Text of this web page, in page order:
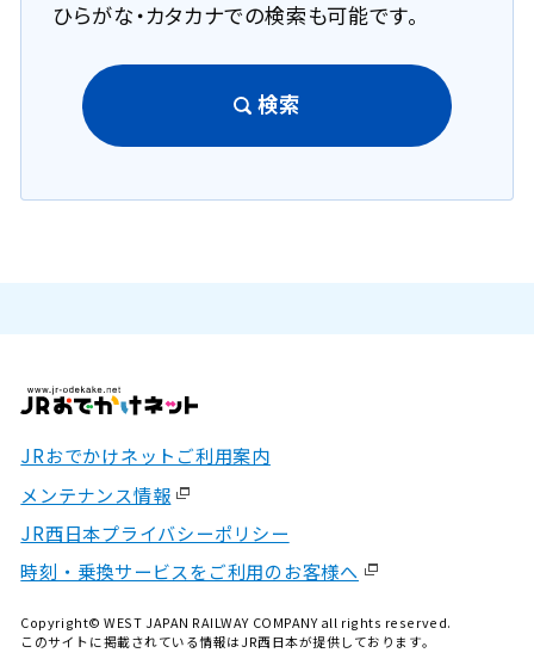
ひらがな・カタカナでの検索も可能です。
検索
JRおでかけネットご利用案内
メンテナンス情報
JR西日本プライバシーポリシー
時刻・乗換サービスをご利用のお客様へ
Copyright© WEST JAPAN RAILWAY COMPANY all rights reserved.
このサイトに掲載されている情報はJR西日本が提供しております。